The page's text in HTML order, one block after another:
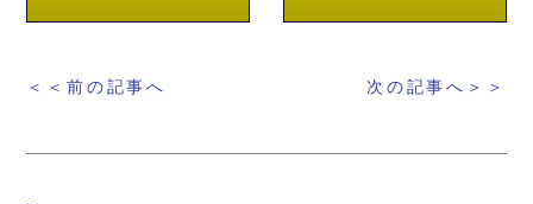
＜＜前の記事へ 次の記事へ＞＞